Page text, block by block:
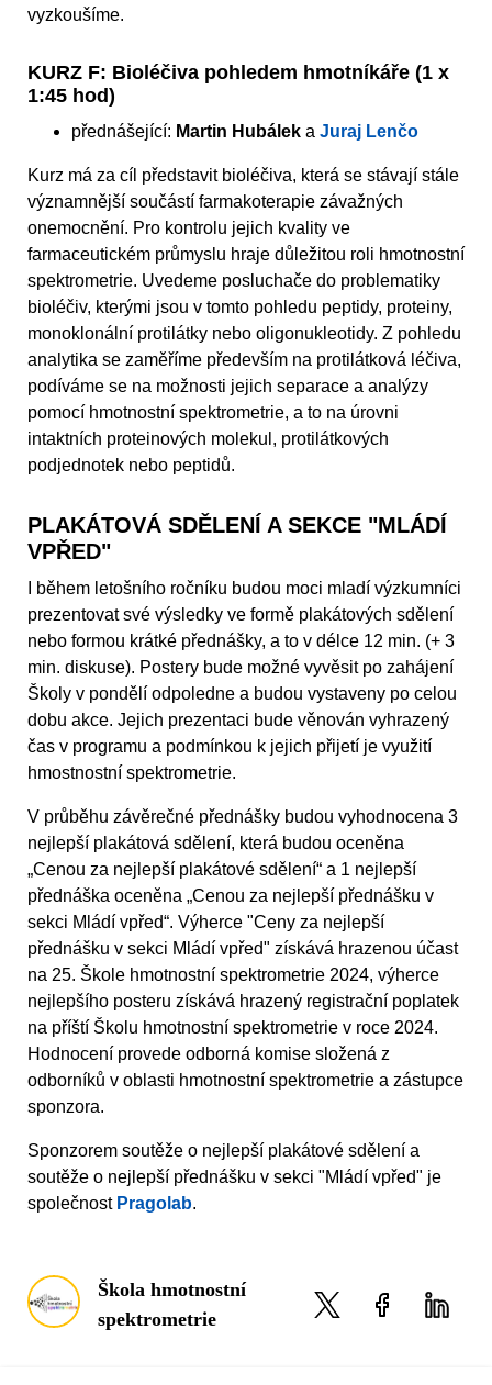
vyzkoušíme.
KURZ F: Bioléčiva pohledem hmotníkáře (1 x
1:45 hod)
přednášející: Martin Hubálek a Juraj Lenčo
Kurz má za cíl představit bioléčiva, která se stávají stále
významnější součástí farmakoterapie závažných
onemocnění. Pro kontrolu jejich kvality ve
farmaceutickém průmyslu hraje důležitou roli hmotnostní
spektrometrie. Uvedeme posluchače do problematiky
bioléčiv, kterými jsou v tomto pohledu peptidy, proteiny,
monoklonální protilátky nebo oligonukleotidy. Z pohledu
analytika se zaměříme především na protilátková léčiva,
podíváme se na možnosti jejich separace a analýzy
pomocí hmotnostní spektrometrie, a to na úrovni
intaktních proteinových molekul, protilátkových
podjednotek nebo peptidů.
PLAKÁTOVÁ SDĚLENÍ A SEKCE "MLÁDÍ
VPŘED"
I během letošního ročníku budou moci mladí výzkumníci
prezentovat své výsledky ve formě plakátových sdělení
nebo formou krátké přednášky, a to v délce 12 min. (+ 3
min. diskuse). Postery bude možné vyvěsit po zahájení
Školy v pondělí odpoledne a budou vystaveny po celou
dobu akce. Jejich prezentaci bude věnován vyhrazený
čas v programu a podmínkou k jejich přijetí je využití
hmostnostní spektrometrie.
V průběhu závěrečné přednášky budou vyhodnocena 3
nejlepší plakátová sdělení, která budou oceněna
„Cenou za nejlepší plakátové sdělení“ a 1 nejlepší
přednáška oceněna „Cenou za nejlepší přednášku v
sekci Mládí vpřed“. Výherce "Ceny za nejlepší
přednášku v sekci Mládí vpřed" získává hrazenou účast
na 25. Škole hmotnostní spektrometrie 2024, výherce
nejlepšího posteru získává hrazený registrační poplatek
na příští Školu hmotnostní spektrometrie v roce 2024.
Hodnocení provede odborná komise složená z
odborníků v oblasti hmotnostní spektrometrie a zástupce
sponzora.
Sponzorem soutěže o nejlepší plakátové sdělení a
soutěže o nejlepší přednášku v sekci "Mládí vpřed" je
společnost Pragolab.
Škola hmotnostní
spektrometrie